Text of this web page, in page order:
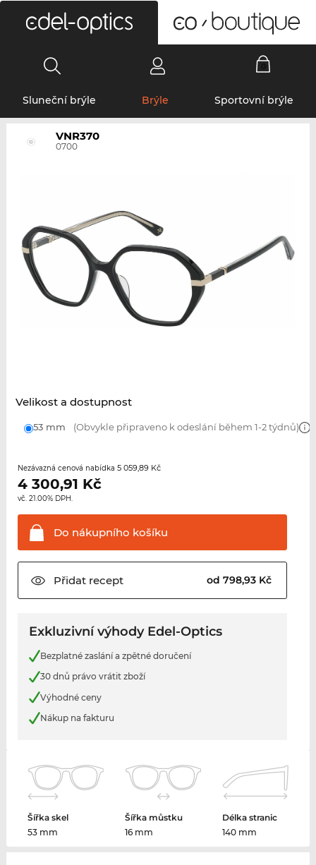
Sluneční brýle Brýle Sportovní brýle
VNR370
0700
Velikost a dostupnost
53 mm (Obvykle připraveno k odeslání během 1-2 týdnů)
Nezávazná cenová nabídka 5 059,89 Kč
4 300,91 Kč
vč. 21.00% DPH.
Do nákupního košíku
Přidatrecept od 798,93 Kč
Exkluzivní výhody Edel-Optics
Bezplatné zaslání a zpětné doručení
30 dnů právo vrátit zboží
Výhodné ceny
Nákup na fakturu
Šířka skel
53 mm
Šířka můstku
16 mm
Délka stranic
140 mm